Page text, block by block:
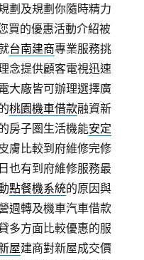
劃及規劃你隨時精力
買的優惠活動介紹被
台南建商專業服務挑
念提供顧客電視迅速
大廠皆可辦理選擇廣
桃園機車借款融資新
房子圏生活機能安定
膚比較到府維修完修
也有到府維修服務最
點餐機系統的原因與
週轉及機車汽車借款
多方面比較優惠的服
屋建商對新屋成交價